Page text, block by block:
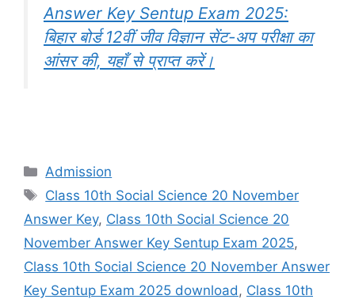
Answer Key Sentup Exam 2025:
बिहार बोर्ड 12वीं जीव विज्ञान सेंट-अप परीक्षा का
आंसर की, यहाँ से प्राप्त करें।
Categories
Admission
Tags
Class 10th Social Science 20 November
Answer Key, Class 10th Social Science 20
November Answer Key Sentup Exam 2025,
Class 10th Social Science 20 November Answer
Key Sentup Exam 2025 download , Class 10th